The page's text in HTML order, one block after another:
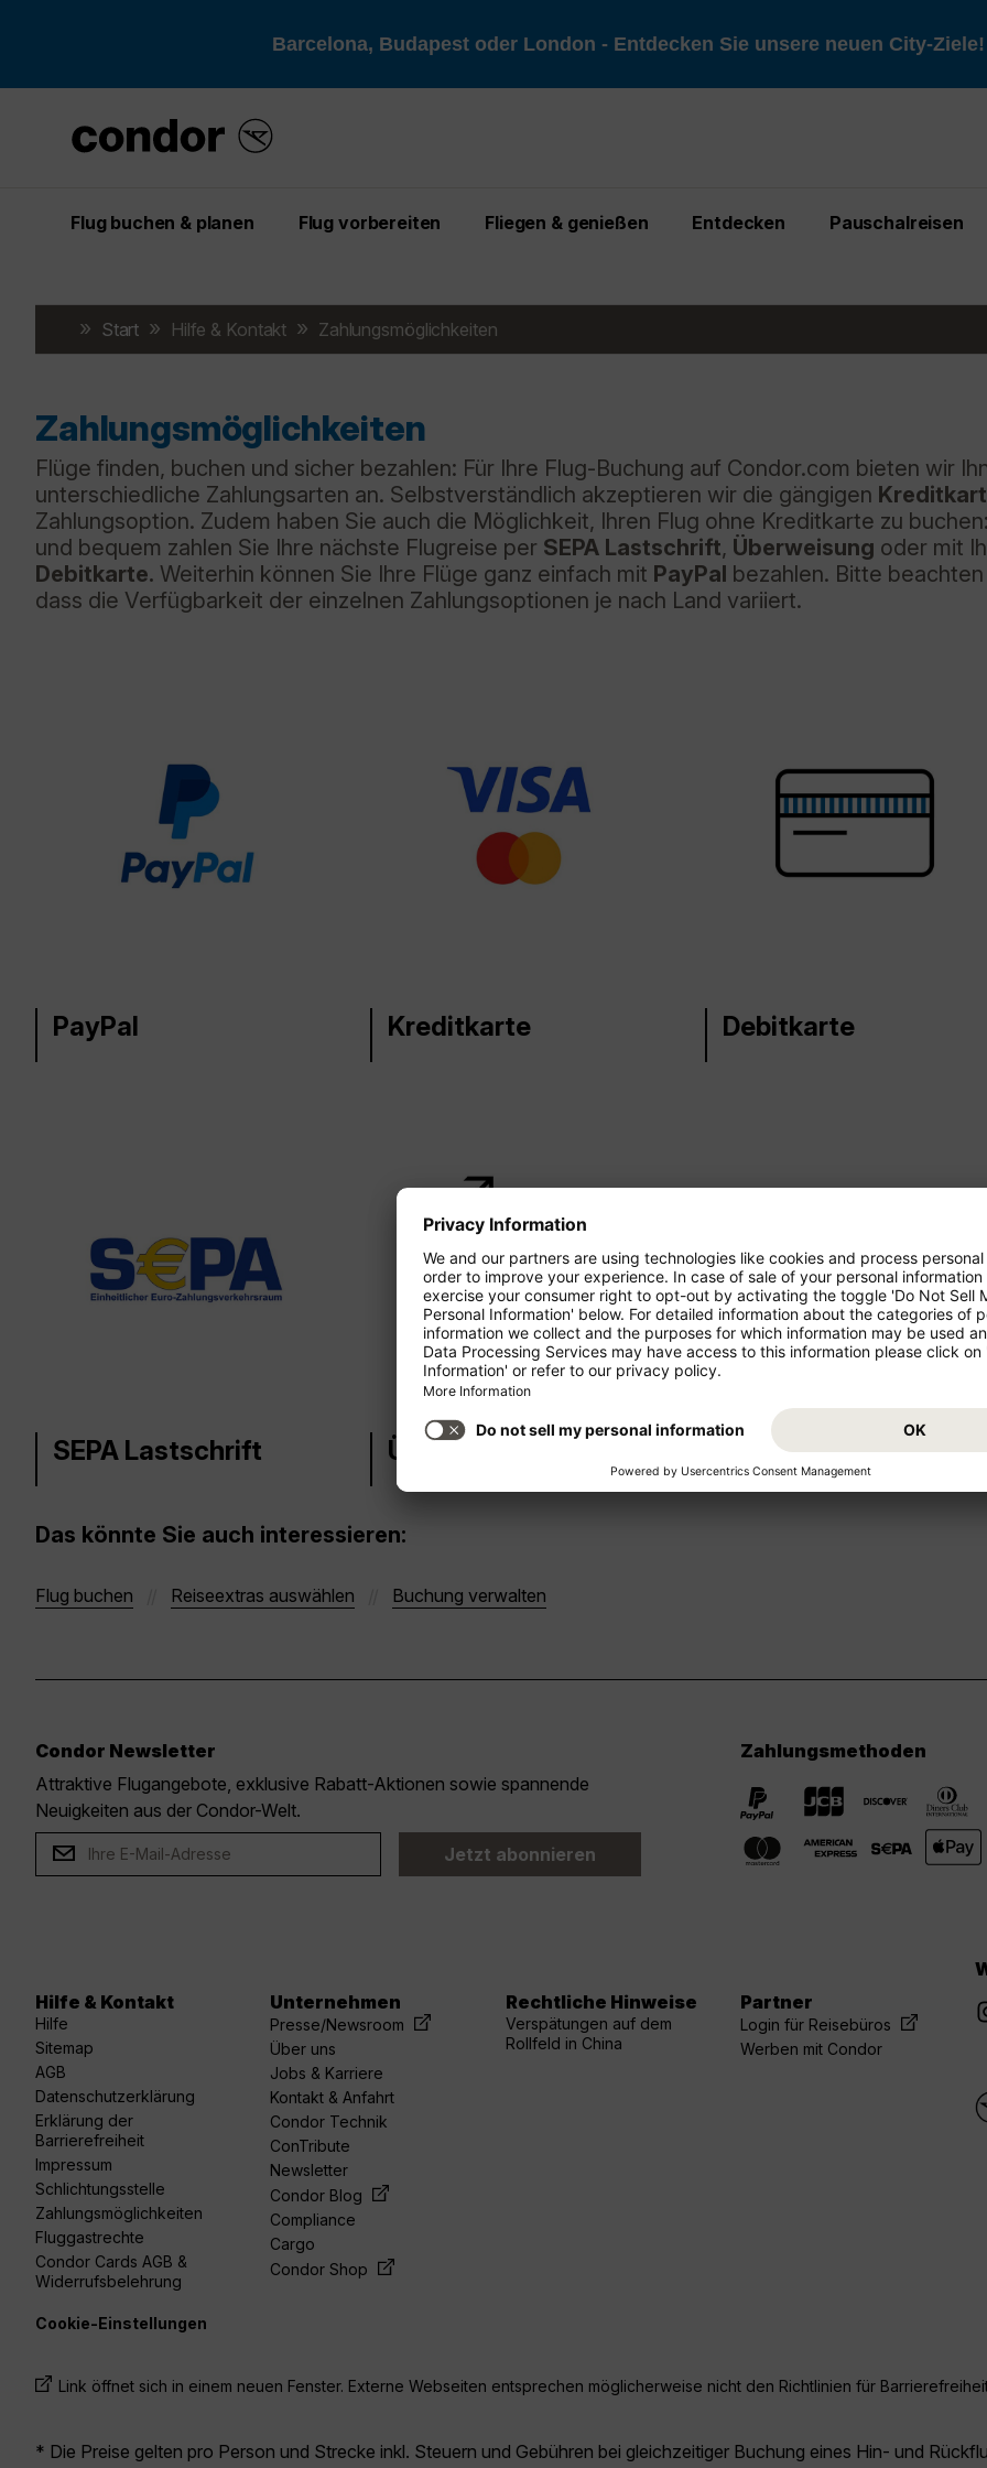
Barcelona, Budapest oder London - Entdecken Sie unsere neuen City-Ziele!
Flug buchen & planen Flug vorbereiten Fliegen & genießen Entdecken Pauschalreisen
Start Hilfe & Kontakt Zahlungsmöglichkeiten
Zahlungsmöglichkeiten
Flüge finden, buchen und sicher bezahlen: Für Ihre Flug-Buchung auf Condor.com bieten wir
unterschiedliche Zahlungsarten an. Selbstverständlich akzeptieren wir die gängigen
Zahlungsoption. Zudem haben Sie auch die Möglichkeit, Ihren Flug ohne Kreditkarte zu
und bequem zahlen Sie Ihre nächste Flugreise per SEPA Lastschrift, Überweisung oder mit
Debitkarte. Weiterhin können Sie Ihre Flüge ganz einfach mit PayPal bezahlen. Bitte beachten
dass die Verfügbarkeit der einzelnen Zahlungsoptionen je nach Land variiert.
PayPal Kreditkarte Debitkarte
SEPA Lastschrift Überweisung Apple Pay
Das könnte Sie auch interessieren:
Flug buchen Reiseextras auswählen Buchung verwalten
Condor Newsletter
Attraktive Flugangebote, exklusive Rabatt-Aktionen sowie spannende
Neuigkeiten aus der Condor-Welt.
Jetzt abonnieren
Zahlungsmethoden
Hilfe & Kontakt
Hilfe
Sitemap
AGB
Datenschutzerklärung
Erklärung der
Barrierefreiheit
Impressum
Schlichtungsstelle
Zahlungsmöglichkeiten
Fluggastrechte
Condor Cards AGB &
Widerrufsbelehrung
Unternehmen
Presse/Newsroom
Über uns
Jobs & Karriere
Kontakt & Anfahrt
Condor Technik
ConTribute
Newsletter
Condor Blog
Compliance
Cargo
Condor Shop
Rechtliche Hinweise
Verspätungen auf dem
Rollfeld in China
Partner
Login für Reisebüros
Werben mit Condor
linkedin youtubespotify
Cookie-Einstellungen
Link öffnet sich in einem neuen Fenster. Externe Webseiten entsprechen möglicherweise nicht den Richtlinien für
* Die Preise gelten pro Person und Strecke inkl. Steuern und Gebühren bei gleichzeitiger Buchung eines Hin- und